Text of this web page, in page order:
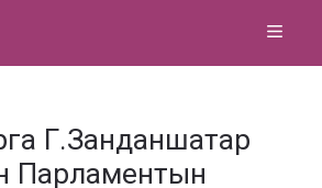
Г.Занданшатар
Парламентын